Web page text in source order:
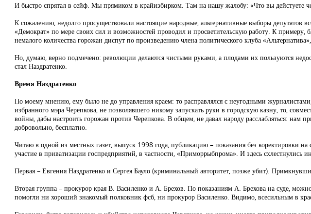
И быстро спрятал в сейф. Мы прямиком в крайизбирком. Там на нашу жалобу: «Что вы дейстуете
К сожалению, недолго просуществовали настоящие народные, альтернативные выборы депутатов
«Демократ» по мере своих сил и возможностей проводил и просветительскую работу. К примеру,
немалого количества горожан диспут по произведению члена политического клуба
Но, думаю, верно подмечено: революции делаются чистыми руками, а плодами их пользуются
стал Наздратенко.
Время Наздратенко
По моему мнению, ему было не до управления краем: то расправлялся с неугодными
избранного мэра Черепкова, не позволявшего никому запускать руки в городскую казну, то,
войны, дабы настроить горожан против Черепкова. В общем, не давал народу расслабляться: нам
добровольно, бесплатно.
Читаю в одной из местных газет, выпуск 1998 года, публикацию – показания без коректировки
участие в приватизации госпредприятий, в частности, «Приморрыбпрома». И здесь схлестнулись
Первая – Евгения Наздратенко и Сергея Бауло (криминальный авторитет, позже убит).
Вторая группа – прокурор края В. Василенко и А. Брехов. По показаниям А. Брехова на суде,
помогли ни хороший знакомый полковник фсб, ни прокурор Василенко. Видимо, всесильным в